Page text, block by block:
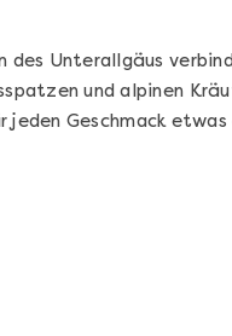
des Unterallgäus
und alpinen
jeden Geschmack etwas